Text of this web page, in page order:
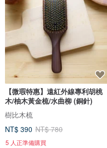
【微瑕特惠】遠紅外線專利胡桃
木/柚木黃金梳/水曲柳 (銅針)
樹比木梳
NT$ 390 NT$ 780
5 人正準備購買